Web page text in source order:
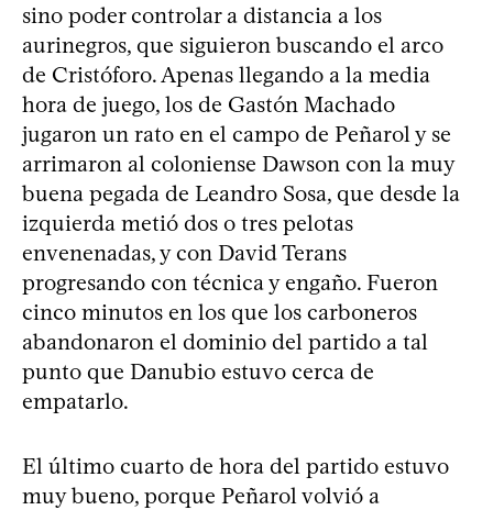
sino poder controlar a distancia a los
aurinegros, que siguieron buscando el arco
de Cristóforo. Apenas llegando a la media
hora de juego, los de Gastón Machado
jugaron un rato en el campo de Peñarol y se
arrimaron al coloniense Dawson con la muy
buena pegada de Leandro Sosa, que desde la
izquierda metió dos o tres pelotas
envenenadas, y con David Terans
progresando con técnica y engaño. Fueron
cinco minutos en los que los carboneros
abandonaron el dominio del partido a tal
punto que Danubio estuvo cerca de
empatarlo.
El último cuarto de hora del partido estuvo
muy bueno, porque Peñarol volvió a